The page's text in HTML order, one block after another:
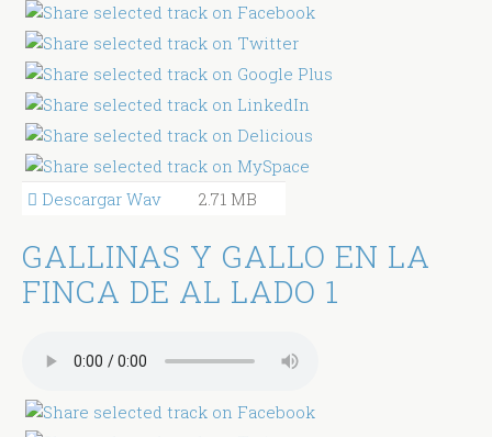
Descargar Wav 2.71 MB
GALLINAS Y GALLO EN LA
FINCA DE AL LADO 1